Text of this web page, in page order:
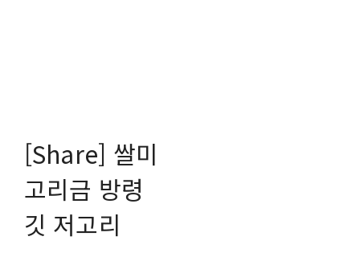
[Share] 쌀미
고리금 방령
깃 저고리